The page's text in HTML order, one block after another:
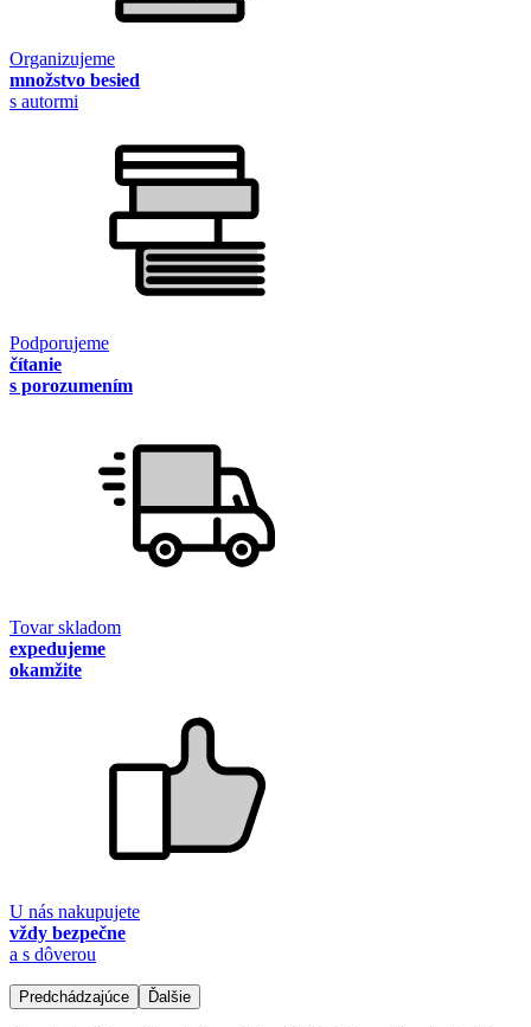
Organizujeme
množstvo besied
s autormi
Podporujeme
čítanie
s porozumením
Tovar skladom
expedujeme
okamžite
U nás nakupujete
vždy bezpečne
a s dôverou
Predchádzajúce Ďalšie